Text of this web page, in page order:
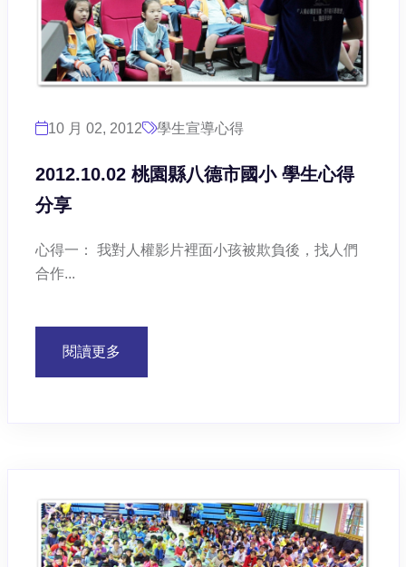
10 月 02, 2012 學生宣導心得
2012.10.02 桃園縣八德市國小 學生心得
分享
心得一： 我對人權影片裡面小孩被欺負後，找人們
合作...
閱讀更多